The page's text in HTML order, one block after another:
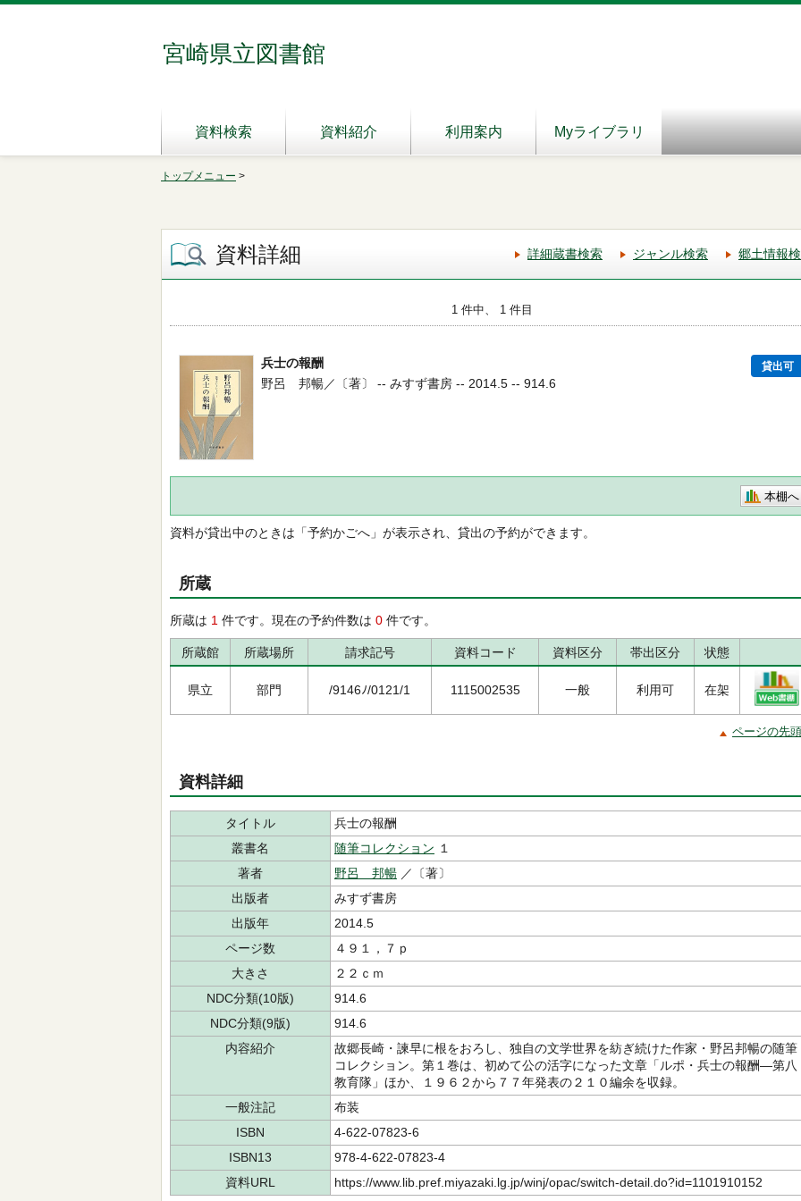
宮崎県立図書館
資料検索 資料紹介 利用案内 Myライブラリ
トップメニュー >
資料詳細 詳細蔵書検索 ジャンル検索 郷土情報
1 件中、 1 件目
兵士の報酬 貸出可
野呂 邦暢／〔著〕 -- みすず書房 -- 2014.5 -- 914.6
本棚へ
資料が貸出中のときは「予約かごへ」が表示され、貸出の予約ができます。
所蔵
所蔵は 1 件です。現在の予約件数は 0 件です。
所蔵館 所蔵場所 請求記号 資料コード 資料区分 帯出区分 状態
県立 部門 /9146ﾉ/0121/1 1115002535 一般 利用可 在架
ページの先
資料詳細
タイトル
兵士の報酬
叢書名
随筆コレクション １
著者
野呂 邦暢 ／〔著〕
出版者
みすず書房
出版年
2014.5
ページ数
４９１，７ｐ
大きさ
２２ｃｍ
NDC分類(10版)
914.6
NDC分類(9版)
914.6
内容紹介
故郷長崎・諫早に根をおろし、独自の文学世界を紡ぎ続けた作家・野呂邦暢の随筆
コレクション。第１巻は、初めて公の活字になった文章「ルポ・兵士の報酬―第八
教育隊」ほか、１９６２から７７年発表の２１０編余を収録。
一般注記
布装
ISBN
4-622-07823-6
ISBN13
978-4-622-07823-4
資料URL
https://www.lib.pref.miyazaki.lg.jp/winj/opac/switch-detail.do?id=1101910152